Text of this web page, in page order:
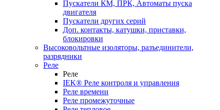
Пускатели КМ, ПРК, Автоматы пуска
двигателя
Пускатели других серий
Доп. контакты, катушки, приставки,
блокировки
Высоковольтные изоляторы, разъединители,
разрядники
Реле
Реле
IEK® Реле контроля и управления
Реле времени
Реле промежуточные